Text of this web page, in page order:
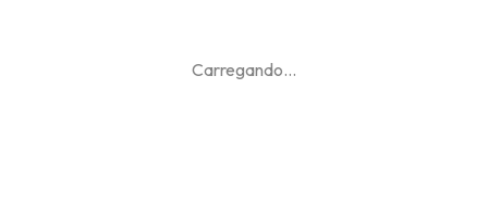
Carregando...